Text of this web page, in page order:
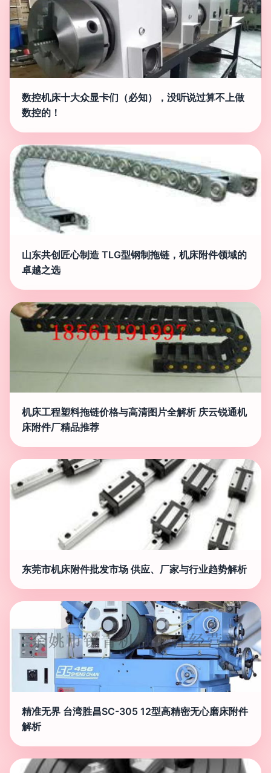
数控机床十大众显卡们（必知），没听说过算不上做
数控的！
山东共创匠心制造 TLG型钢制拖链，机床附件领域的
卓越之选
机床工程塑料拖链价格与高清图片全解析 庆云锐通机
床附件厂精品推荐
东莞市机床附件批发市场 供应、厂家与行业趋势解析
精准无界 台湾胜昌SC-305 12型高精密无心磨床附件
解析